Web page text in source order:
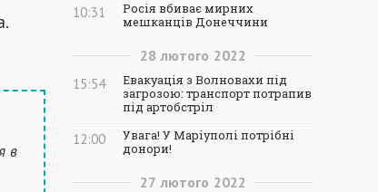
в
10:31
Росія вбиває мирних
мешканців Донеччини
28 лютого 2022
15:54
Евакуація з Волновахи під
загрозою: транспорт потрапив
під артобстріл
12:00
Увага! У Маріуполі потрібні
донори!
27 лютого 2022